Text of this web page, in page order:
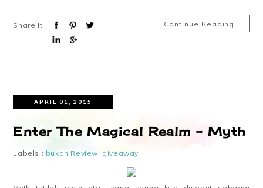
Share It: Continue Reading
APRIL 01, 2015
Enter The Magical Realm - Myth
Labels : bukan Review, giveaway